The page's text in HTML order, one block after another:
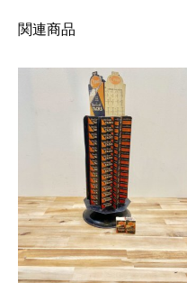
関連商品